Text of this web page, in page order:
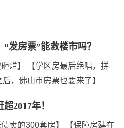
发房票”能救楼市吗？
烂】
【学区房最后绝唱，拼
后，佛山市房票也要来了】
2017年！
卖的300套房】
【保障房建在